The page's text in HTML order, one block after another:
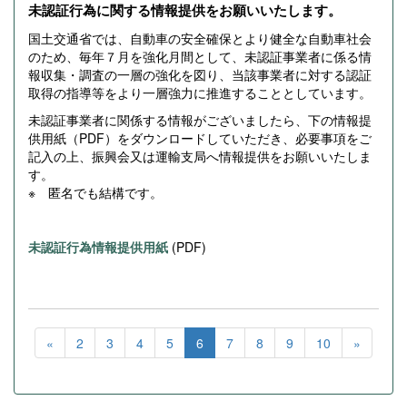
未認証行為に関する情報提供をお願いいたします。
国土交通省では、自動車の安全確保とより健全な自動車社会
のため、毎年７月を強化月間として、未認証事業者に係る情
報収集・調査の一層の強化を図り、当該事業者に対する認証
取得の指導等をより一層強力に推進することとしています。
未認証事業者に関係する情報がございましたら、下の情報提
供用紙（PDF）をダウンロードしていただき、必要事項をご
記入の上、振興会又は運輸支局へ情報提供をお願いいたしま
す。
※ 匿名でも結構です。
未認証行為情報提供用紙 (PDF)
« 2 3 4 5 6 7 8 9 10 »